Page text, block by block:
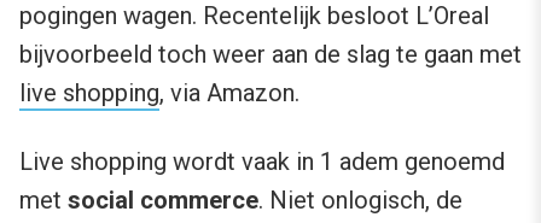
pogingen wagen. Recentelijk besloot L’Oreal
bijvoorbeeld toch weer aan de slag te gaan met
live shopping, via Amazon.
Live shopping wordt vaak in 1 adem genoemd
met social commerce. Niet onlogisch, de